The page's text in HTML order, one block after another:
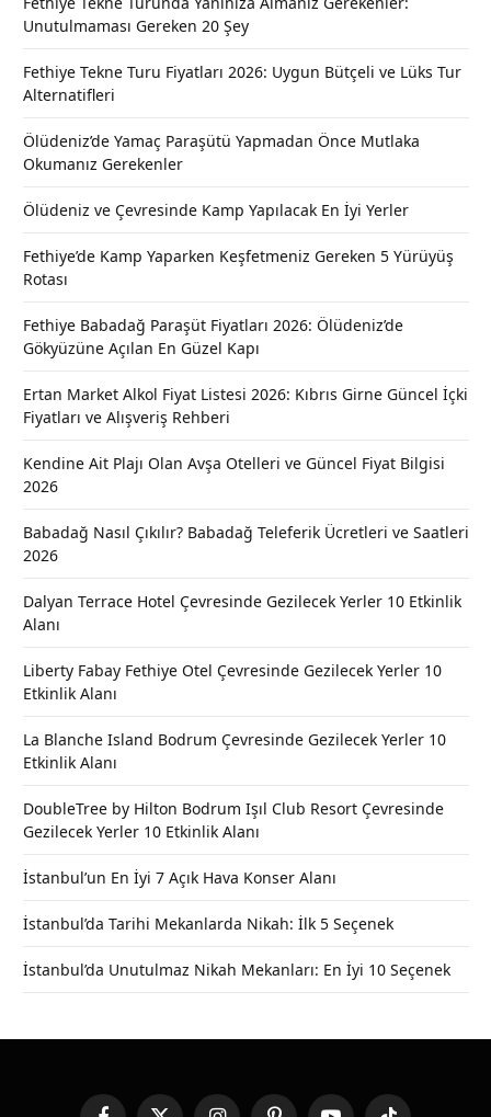
Unutulmaması Gereken 20 Şey
Fethiye Tekne Turu Fiyatları 2026: Uygun Bütçeli ve Lüks Tur
Alternatifleri
Ölüdeniz’de Yamaç Paraşütü Yapmadan Önce Mutlaka
Okumanız Gerekenler
Ölüdeniz ve Çevresinde Kamp Yapılacak En İyi Yerler
Fethiye’de Kamp Yaparken Keşfetmeniz Gereken 5 Yürüyüş
Rotası
Fethiye Babadağ Paraşüt Fiyatları 2026: Ölüdeniz’de
Gökyüzüne Açılan En Güzel Kapı
Ertan Market Alkol Fiyat Listesi 2026: Kıbrıs Girne Güncel İçki
Fiyatları ve Alışveriş Rehberi
Kendine Ait Plajı Olan Avşa Otelleri ve Güncel Fiyat Bilgisi
2026
Babadağ Nasıl Çıkılır? Babadağ Teleferik Ücretleri ve Saatleri
2026
Dalyan Terrace Hotel Çevresinde Gezilecek Yerler 10 Etkinlik
Alanı
Liberty Fabay Fethiye Otel Çevresinde Gezilecek Yerler 10
Etkinlik Alanı
La Blanche Island Bodrum Çevresinde Gezilecek Yerler 10
Etkinlik Alanı
DoubleTree by Hilton Bodrum Işıl Club Resort Çevresinde
Gezilecek Yerler 10 Etkinlik Alanı
İstanbul’un En İyi 7 Açık Hava Konser Alanı
İstanbul’da Tarihi Mekanlarda Nikah: İlk 5 Seçenek
İstanbul’da Unutulmaz Nikah Mekanları: En İyi 10 Seçenek